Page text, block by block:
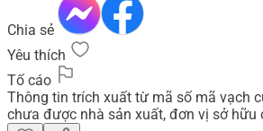
Chia sẻ
Yêu thích
Tố cáo
Thông tin trích xuất từ mã số mã vạch
chưa được nhà sản xuất, đơn vị sở hữu